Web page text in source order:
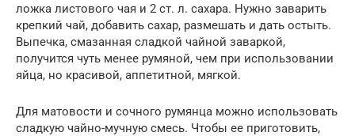
ложка листового чая и 2 ст. л. сахара. Нужно заварить
крепкий чай, добавить сахар, размешать и дать остыть.
Выпечка, смазанная сладкой чайной заваркой,
получится чуть менее румяной, чем при использовании
яйца, но красивой, аппетитной, мягкой.
Для матовости и сочного румянца можно использовать
сладкую чайно-мучную смесь. Чтобы ее приготовить,